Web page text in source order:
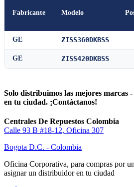
Fabricante Modelo
GE ZISS360DKBSS
GE ZISS420DKBSS
Solo distribuimos las mejores
en tu ciudad. ¡Contáctanos!
Centrales De Repuestos Colombia
Calle 93 B #18-12, Oficina 307
Bogota D.C. - Colombia
Oficina Corporativa, para compras por
asignar un distribuidor en tu ciudad